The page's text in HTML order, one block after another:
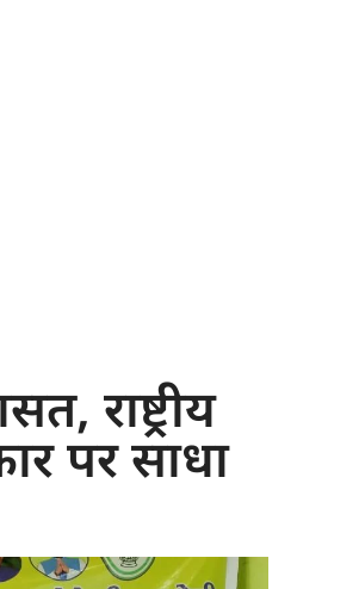
राष्ट्रीय
पर साधा